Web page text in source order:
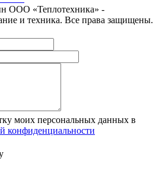
ООО «Теплотехника» -
и техника. Все права защищены.
моих персональных данных в
конфиденциальности